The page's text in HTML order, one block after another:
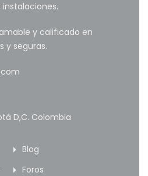
y calificado en
y seguras.
D,C. Colombia
Blog
Foros